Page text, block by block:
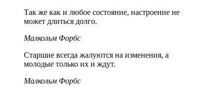
Так же как и любое состояние, настроение не
может длиться долго.
Малкольм Форбс
Старшие всегда жалуются на изменения, а
молодые только их и ждут.
Малкольм Форбс